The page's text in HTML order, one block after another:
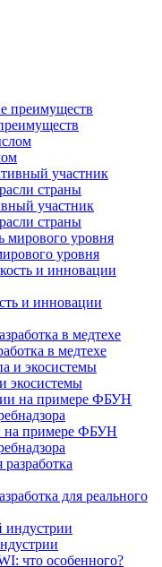
участник
страны
уровня
и инновации
в медтехе
экосистемы
на примере ФБУН
для реального